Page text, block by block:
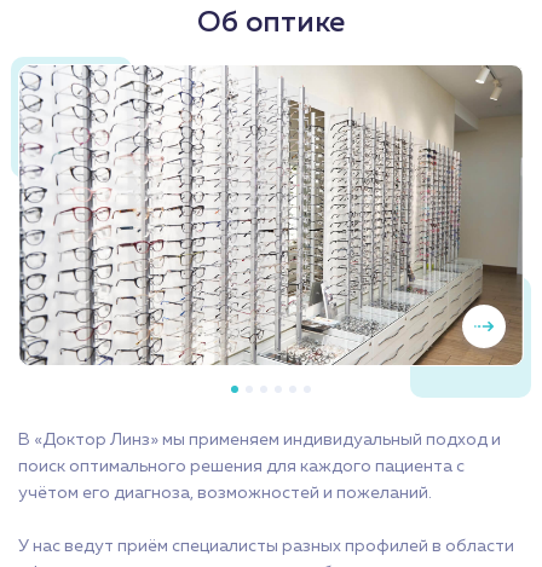
Об оптике
В «Доктор Линз» мы применяем индивидуальный подход и
поиск оптимального решения для каждого пациента с
учётом его диагноза, возможностей и пожеланий.
У нас ведут приём специалисты разных профилей в области